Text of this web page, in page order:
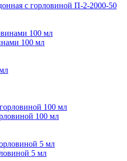
с горловиной П-2-2000-50
100 мл
100 мл
5 мл